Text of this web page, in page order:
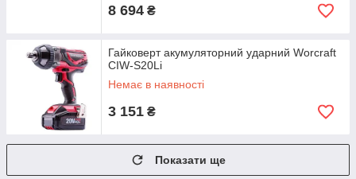
8 694 ₴
Гайковерт акумуляторний ударний Worcraft
CIW-S20Li
Немає в наявності
3 151 ₴
Показати ще